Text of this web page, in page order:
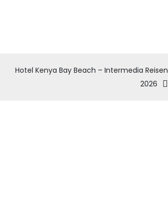
Hotel Kenya Bay Beach – Intermedia Reisen
2026